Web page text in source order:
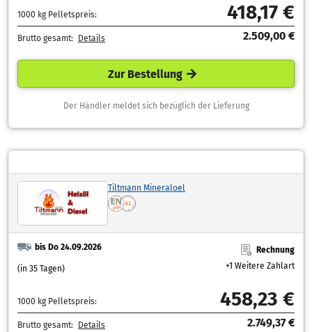
1000 kg Pelletspreis: 418,17 €
Brutto gesamt: Details 2.509,00 €
Zur Bestellung
Der Händler meldet sich bezüglich der Lieferung
Tiltmann Mineraloel
bis Do 24.09.2026
(in 35 Tagen)
Rechnung
+1 Weitere Zahlart
1000 kg Pelletspreis: 458,23 €
Brutto gesamt: Details 2.749,37 €